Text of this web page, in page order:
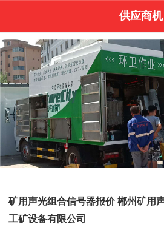
供应商机
矿用声光组合信号器报价 郴州矿用
工矿设备有限公司